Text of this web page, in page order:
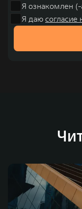
Я ознакомлен (-
Я даю согласие